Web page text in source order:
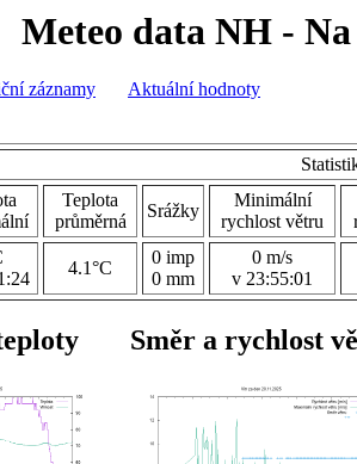
Meteo data NH - Na
záznamy Aktuální hodnoty
Teplota
průměrná
Srážky
Minimální
rychlost větru
4.1°C
0 imp
0 mm
0 m/s
v 23:55:01
Směr a rychlost